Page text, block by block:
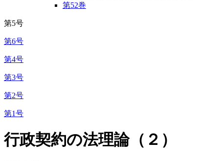
第52巻
第5号
第6号
第4号
第3号
第2号
第1号
行政契約の法理論（２）